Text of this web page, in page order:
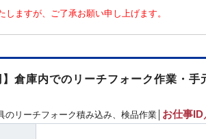
しますが、ご了承お願い申し上げます。
】倉庫内でのリーチフォーク作業・
のリーチフォーク積み込み、検品作業│ お仕事ID